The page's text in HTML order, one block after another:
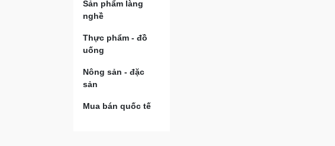
Sản phẩm làng
nghề
Thực phẩm - đồ
uống
Nông sản - đặc
sản
Mua bán quốc tế